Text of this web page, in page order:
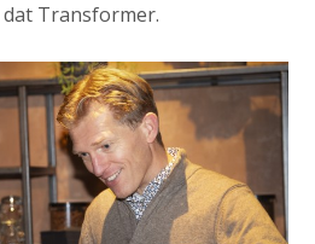
Transformer.